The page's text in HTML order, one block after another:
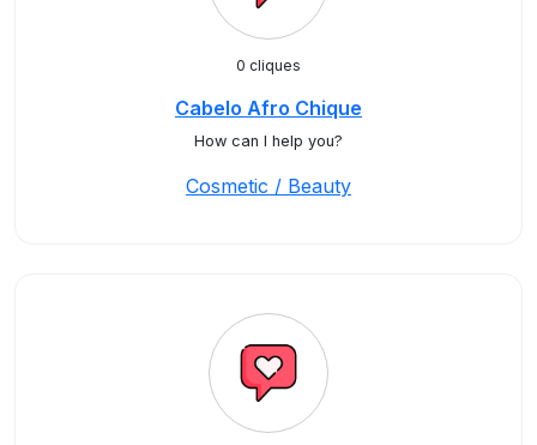
0 cliques
Cabelo Afro Chique
How can I help you?
Cosmetic / Beauty